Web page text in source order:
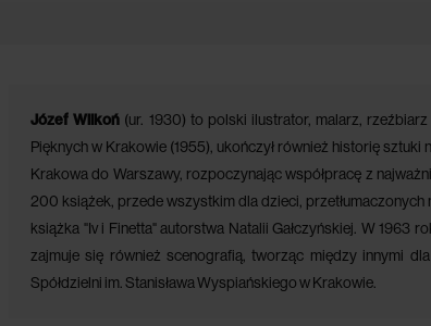
Józef Wilkoń (ur. 1930) to polski ilustrator, malarz,
Pięknych w Krakowie (1955), ukończył również historię sztuki
Krakowa do Warszawy, rozpoczynając współpracę z
200 książek, przede wszystkim dla dzieci,
książka "Iv i Finetta" autorstwa Natalii Gałczyńskiej. W 1963
zajmuje się również scenografią, tworząc między innymi
Spółdzielni im. Stanisława Wyspiańskiego w Krakowie.